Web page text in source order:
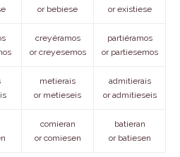
or bebiese
or existiese
creyéramos
or creyesemos
partiéramos
or partiesemos
metierais
or metieseis
admitierais
or admitieseis
comieran
or comiesen
batieran
or batiesen